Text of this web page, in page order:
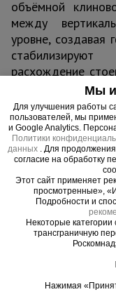
объёмной
между
уровне, создавая
расхождение
нагрузку от
Труба 48×2 мм
при небольшом
отверстиями под
мгновенно
инструментов.
защищает от
стройплощадке.
Область
Монолитные
жилом,
строительстве.
Мы
Для улучшения работы
пользователей, мы
и Google Analytics.
Политики
данных . Для
согласие на обработку
Этот сайт применяет
просмотренные»,
Подробности и
Некоторые
трансграничную
Нажимая